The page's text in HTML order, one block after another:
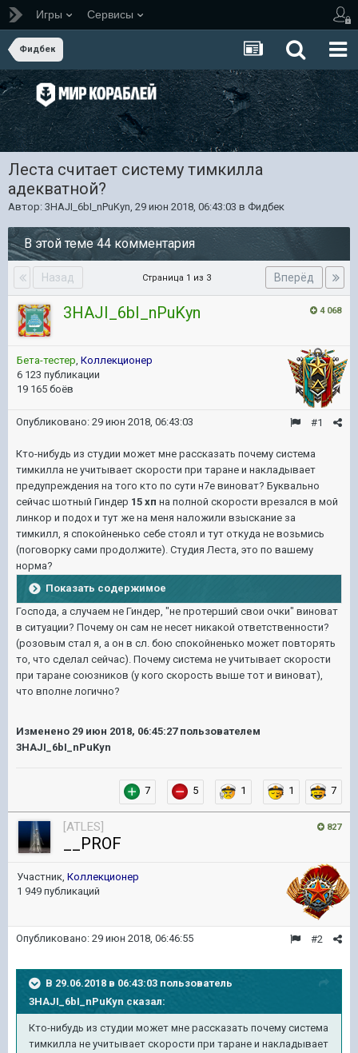
Игры Сервисы
Фидбек
Леста считает систему тимкилла
адекватной?
Автор: 3HAJI_6bI_nPuKyn, 29 июн 2018, 06:43:03 в Фидбек
В этой теме 44 комментария
Назад Вперёд
Страница 1 из 3
4 068
3HAJI_6bI_nPuKyn
Бета-тестер, Коллекционер
6 123 публикации
19 165 боёв
#1
Опубликовано: 29 июн 2018, 06:43:03
Кто-нибудь из студии может мне рассказать почему система
тимкилла не учитывает скорости при таране и накладывает
предупреждения на того кто по сути н7е виноват? Буквально
сейчас шотный Гиндер 15 хп на полной скорости врезался в мой
линкор и подох и тут же на меня наложили взыскание за
тимкилл, я спокойненько себе стоял и тут откуда не возьмись
(поговорку сами продолжите). Студия Леста, это по вашему
норма?
Показать содержимое
Господа, а случаем не Гиндер, "не протерший свои очки" виноват
в ситуации? Почему он сам не несет никакой ответственности?
(розовым стал я, а он в сл. бою спокойненько может повторять
то, что сделал сейчас). Почему система не учитывает скорости
при таране союзников (у кого скорость выше тот и виноват),
что вполне логично?
Изменено 29 июн 2018, 06:45:27пользователем
3HAJI_6bI_nPuKyn
7 5 1 1 7
827
[ATLES]
__PROF
Участник, Коллекционер
1 949 публикаций
#2
Опубликовано: 29 июн 2018, 06:46:55
В 29.06.2018 в 06:43:03 пользователь
3HAJI_6bI_nPuKynсказал:
Кто-нибудь из студии может мне рассказать почему система
тимкилла не учитывает скорости при таране и накладывает